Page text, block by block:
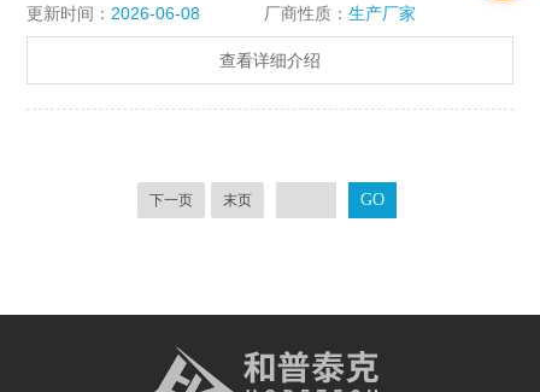
更新时间： 2026-06-08 厂商性质： 生产厂家
查看详细介绍
下一页 末页